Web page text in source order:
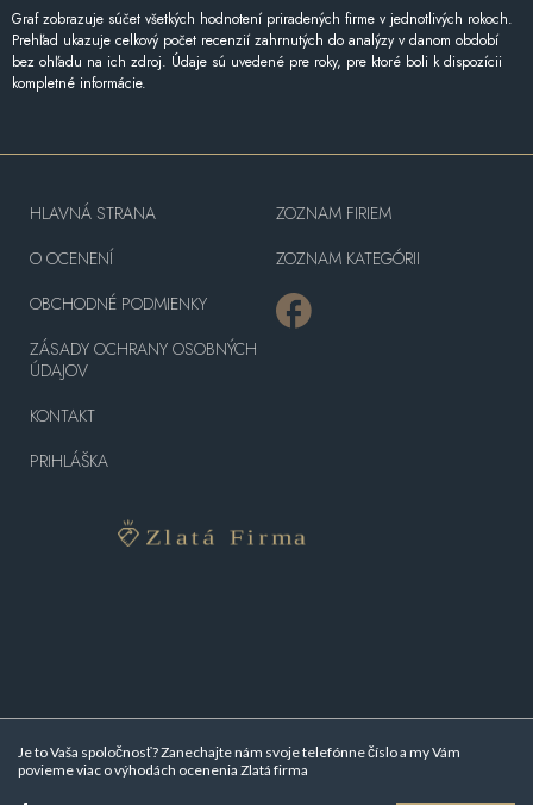
Graf zobrazuje súčet všetkých hodnotení priradených firme v jednotlivých rokoch.
Prehľad ukazuje celkový počet recenzií zahrnutých do analýzy v danom období
bez ohľadu na ich zdroj. Údaje sú uvedené pre roky, pre ktoré boli k dispozícii
kompletné informácie.
Je to Vaša spoločnosť? Zanechajte nám svoje telefónne číslo a my Vám
povieme viac ovýhodách ocenenia Zlatá firma
HLAVNÁ STRANA
O OCENENÍ
OBCHODNÉ PODMIENKY
ZÁSADY OCHRANY OSOBNÝCH
ÚDAJOV
KONTAKT
PRIHLÁŠKA
ZOZNAM FIRIEM
ZOZNAM KATEGÓRII